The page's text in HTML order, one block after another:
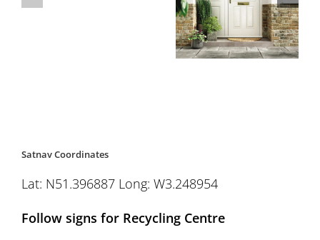
Satnav Coordinates
Lat: N51.396887 Long: W3.248954
Follow signs for Recycling Centre